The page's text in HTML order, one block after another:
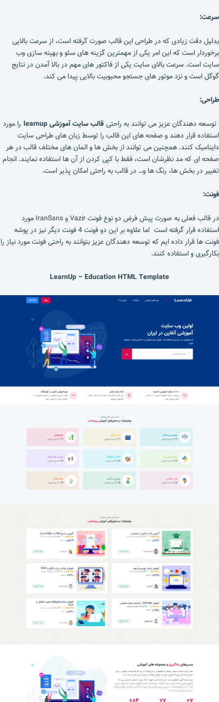
سرعت:
بدلیل دقت زیادی که در طراحی این قالب صورت گرفته است، از سرعت بالایی
برخوردار است که این امر یکی از مهمترین گزینه های سئو و بهینه سازی وب
سایت است. سرعت بالای سایت یکی از فاکتور های مهم در بالا آمدن در نتایج
گوگل است و نزد موتور های جستجو محبوبیت بالایی پیدا می کند.
طراحی:
توسعه دهندگان عزیز می توانند به راحتی قالب سایت آموزشی learnup
را مورد
استفاده قرار دهند و صفحه های این قالب را توسط زبان های طراحی سایت
داینامیک کنند. همچنین می توانند از بخش ها و المان های مختلف قالب در هر
صفحه ای که مد نظرشان است، فقط با کپی کردن از آن ها استفاده نمایند. انجام
تغییر در بخش ها، رنگ ها و… در قالب به راحتی امکان پذیر است.
فونت:
در قالب فعلی به صورت پیش فرض دو نوع فونت Vazir و IranSans مورد
استفاده قرار گرفته است اما علاوه بر این دو فونت 4 فونت دیگر نیز در پوشه
فونت ها قرار داده ایم که توسعه دهندگان عزیز بتوانند به راحتی فونت مورد نیاز را
بکارگیری و استفاده کنند.
LearnUp – Education HTML Template